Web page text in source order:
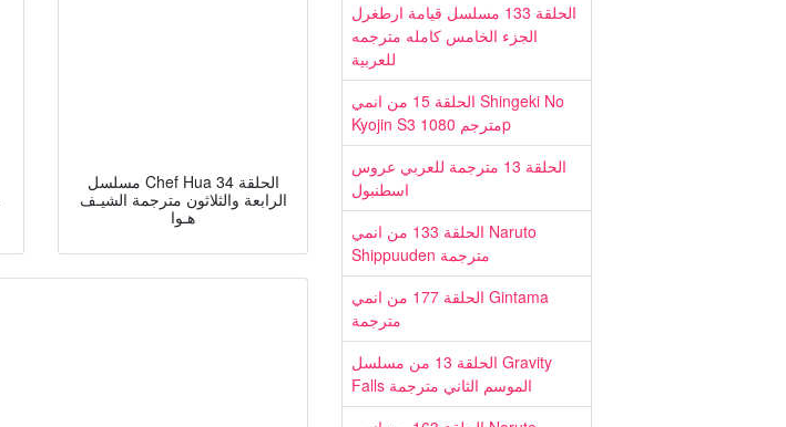
مسلسل Chef Hua الحلقة 34
الرابعة والثلاثون مترجمة الشيـف
هـوا
الحلقة 133 مسلسل قيامة ارطغرل
الجزء الخامس كامله مترجمه
للعربية
الحلقة 15 من انمي Shingeki No
Kyojin S3 مترجم 1080p
الحلقة 13 مترجمة للعربي عروس
اسطنبول
الحلقة 133 من انمي Naruto
Shippuuden مترجمة
الحلقة 177 من انمي Gintama
مترجمة
الحلقة 13 من مسلسل Gravity
Falls الموسم الثاني مترجمة